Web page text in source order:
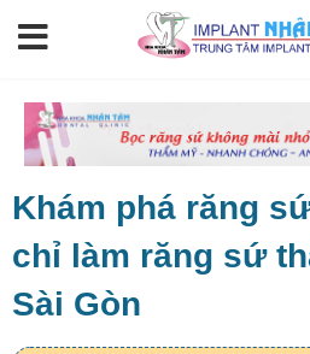
Khám phá răng
chỉ làm răng sứ
Sài Gòn